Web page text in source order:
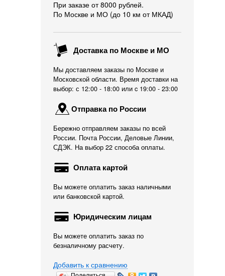
При заказе от 8000 рублей.
По Москве и МО (до 10 км от МКАД)
Доставка по Москве и МО
Мы доставляем заказы по Москве и
Московской области. Время доставки на
выбор: с 12:00 - 18:00 или c 19:00 - 23:00
Отправка по России
Бережно отправляем заказы по всей
России. Почта России, Деловые Линии,
СДЭК. На выбор 22 способа оплаты.
Оплата картой
Вы можете оплатить заказ наличными
или банковской картой.
Юридическим лицам
Вы можете оплатить заказ по
безналичному расчету.
Добавить к сравнению